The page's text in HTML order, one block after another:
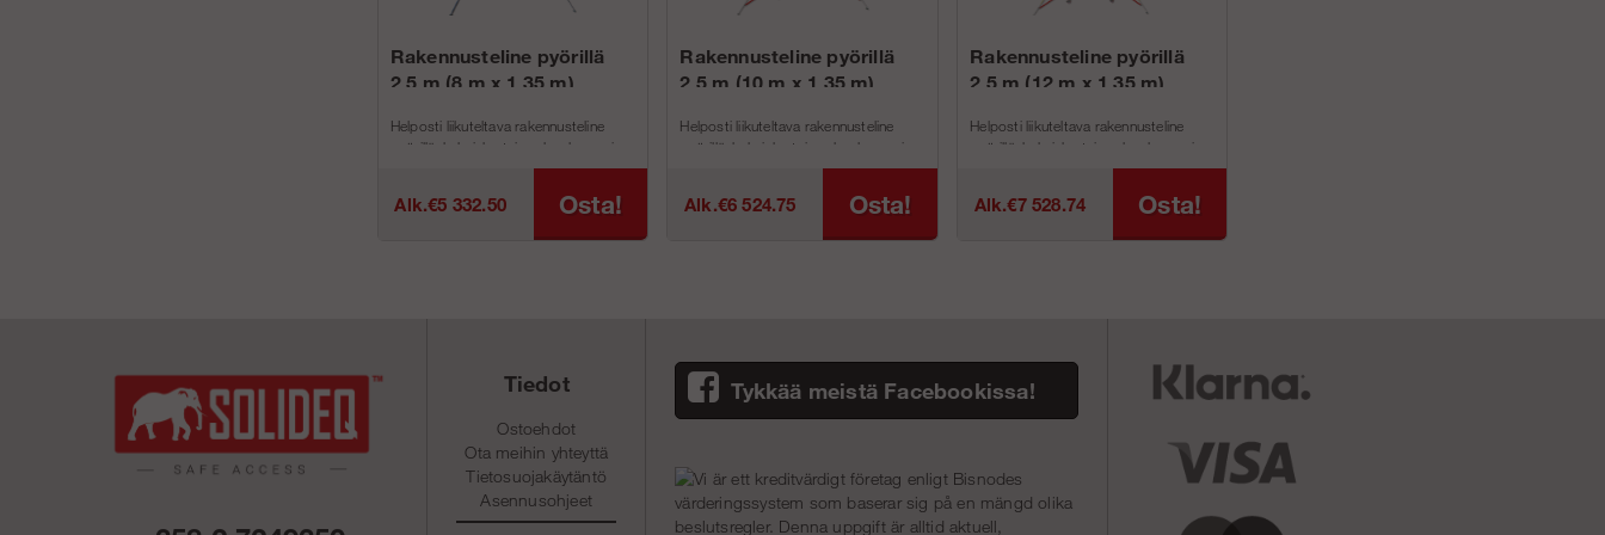
Rakennusteline pyörillä
2,5 m (8 m x 1,35 m)
Helposti liikuteltava rakennusteline
pyörillä, kaksinkertainen lavaleveys ja
Alk.€5 332.50 Osta!
Rakennusteline pyörillä
2,5 m (10 m x 1,35 m)
Helposti liikuteltava rakennusteline
pyörillä, kaksinkertainen lavaleveys ja
Alk.€6 524.75 Osta!
Rakennusteline pyörillä
2,5 m (12 m x 1,35 m)
Helposti liikuteltava rakennusteline
pyörillä, kaksinkertainen lavaleveys ja
Alk.€7 528.74 Osta!
Tiedot
Ostoehdot
Ota meihin yhteyttä
Tietosuojakäytäntö
Asennusohjeet
Tykkää meistä Facebookissa!